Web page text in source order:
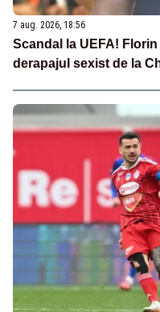
7 aug. 2026, 18:56
Scandal la UEFA!
derapajul sexist de la